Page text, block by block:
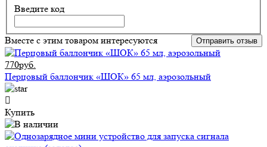
Введите код
Отправить отзыв
Вместе с этим товаром интересуются
770руб.
Перцовый баллончик «ШОК» 65 мл, аэрозольный
Купить